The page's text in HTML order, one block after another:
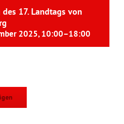
17. Landtags von
2025, 10:00–18:00